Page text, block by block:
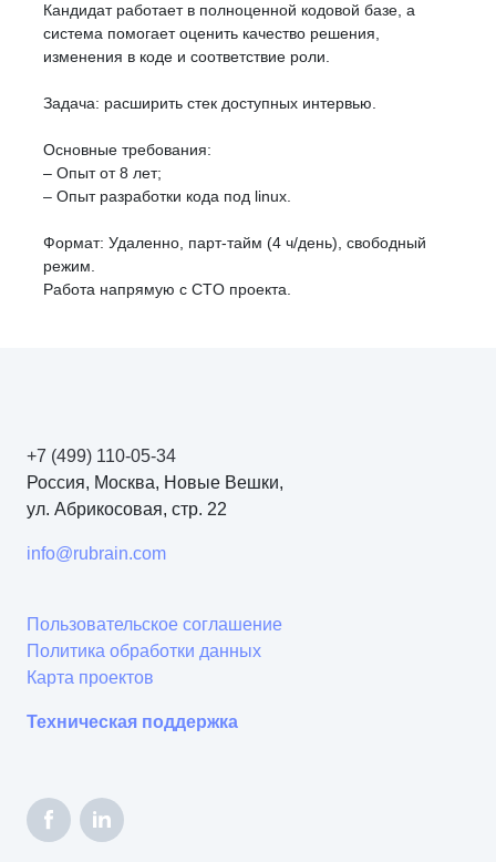
Кандидат работает в полноценной кодовой базе, а
система помогает оценить качество решения,
изменения в коде и соответствие роли.
Задача: расширить стек доступных интервью.
Основные требования:
– Опыт от 8 лет;
– Опыт разработки кода под linux.
Формат: Удаленно, парт-тайм (4 ч/день), свободный
режим.
Работа напрямую с CTO проекта.
+7 (499) 110-05-34
Россия, Москва, Новые Вешки,
ул. Абрикосовая, стр. 22
info@rubrain.com
Пользовательское соглашение
Политика обработки данных
Карта проектов
Техническая поддержка